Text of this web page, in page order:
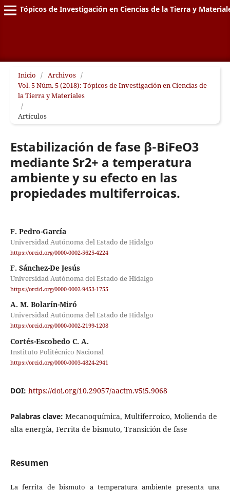
Tópicos de Investigación en Ciencias de la Tierra y
Inicio / Archivos /
Vol. 5 Núm. 5 (2018): Tópicos de Investigación en Ciencias de
la Tierra y Materiales
/
Artículos
Estabilización de fase β-BiFeO3
mediante Sr2+ a temperatura
ambiente y su efecto en las
propiedades multiferroicas.
F. Pedro-García
Universidad Autónoma del Estado de Hidalgo
https://orcid.org/0000-0002-5625-4224
F. Sánchez-De Jesús
Universidad Autónoma del Estado de Hidalgo
https://orcid.org/0000-0002-9453-1755
A. M. Bolarín-Miró
Universidad Autónoma del Estado de Hidalgo
https://orcid.org/0000-0002-2199-1208
Cortés-Escobedo C. A.
Instituto Politécnico Nacional
https://orcid.org/0000-0003-4824-2941
DOI: https://doi.org/10.29057/aactm.v5i5.9068
Palabras clave: Mecanoquímica, Multiferroico, Molienda de
alta energía, Ferrita de bismuto, Transición de fase
Resumen
La ferrita de bismuto a temperatura ambiente presenta una